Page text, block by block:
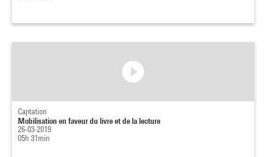
Captation
Mobilisation en faveur du livre et de la lecture
26-03-2019
05h 31min